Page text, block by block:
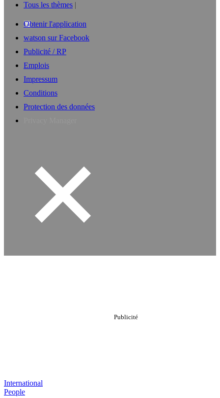
Tous les thèmes
Obtenir l'application
watson sur Facebook
Publicité / RP
Emplois
Impressum
Conditions
Protection des données
International
People